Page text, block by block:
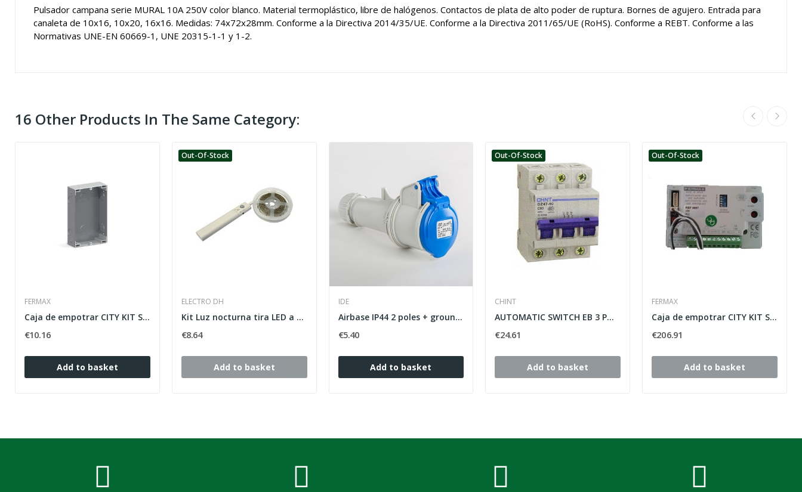
Pulsador campana serie MURAL 10A 250V color blanco. Material termoplástico, libre de halógenos. Contactos de plata de alto poder de ruptura. Bornes de agujero. Entrada para
canaleta de 10x16, 10x20, 16x16. Medidas: 74x72x28mm. Conforme a la Directiva 2014/35/UE. Conforme a la Directiva 2011/65/UE (RoHS). Conforme a REBT. Conforme a las
Normativas UNE-EN 60669-1, UNE 20315-1-1 y 1-2.
16 Other Products In The Same Category:
FERMAX
Caja de empotrar CITY KIT S4 FERMAX 8949
€10.16
Add to basket
Out-Of-Stock
ELECTRO DH
Kit Luz nocturna tira LED a pilas
€8.64
Add to basket
IDE
Airbase IP44 2 poles + ground 220V 16A 6h blue...
€5.40
Add to basket
Out-Of-Stock
CHINT
AUTOMATIC SWITCH EB 3 POLOS CHINT 25A C6KA
€24.61
Add to basket
Out-Of-Stock
FERMAX
Caja de empotrar CITY KIT S4 FERMAX 8949
€206.91
Add to basket